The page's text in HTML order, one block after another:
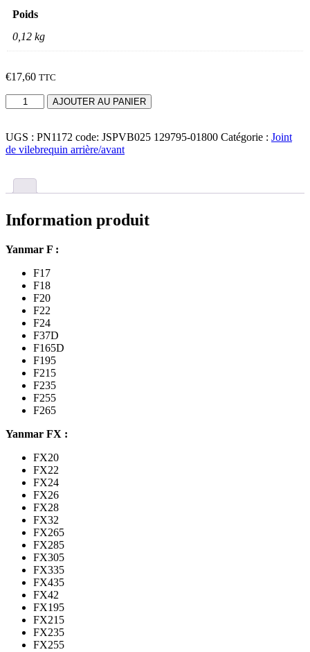
Poids
0,12 kg
€17,60 TTC
quantité
de
de
vilebrequin
AJOUTER AU PANIER
UGS : PN1172 code: JSPVB025 129795-01800 Catégorie : Joint
de vilebrequin arrière/avant
Information produit
Yanmar F :
F17
F18
F20
F22
F24
F37D
F165D
F195
F215
F235
F255
F265
Yanmar FX :
FX20
FX22
FX24
FX26
FX28
FX32
FX265
FX285
FX305
FX335
FX435
FX42
FX195
FX215
FX235
FX255